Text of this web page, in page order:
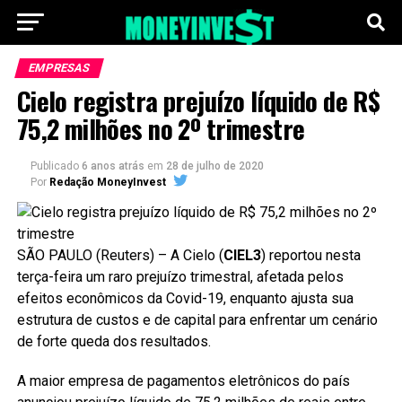
EMPRESAS
Cielo registra prejuízo líquido de R$
75,2 milhões no 2º trimestre
Publicado 6 anos atrás em 28 de julho de 2020
Por Redação MoneyInvest
SÃO PAULO (Reuters) – A Cielo (CIEL3) reportou nesta
terça-feira um raro prejuízo trimestral, afetada pelos
efeitos econômicos da Covid-19, enquanto ajusta sua
estrutura de custos e de capital para enfrentar um cenário
de forte queda dos resultados.
A maior empresa de pagamentos eletrônicos do país